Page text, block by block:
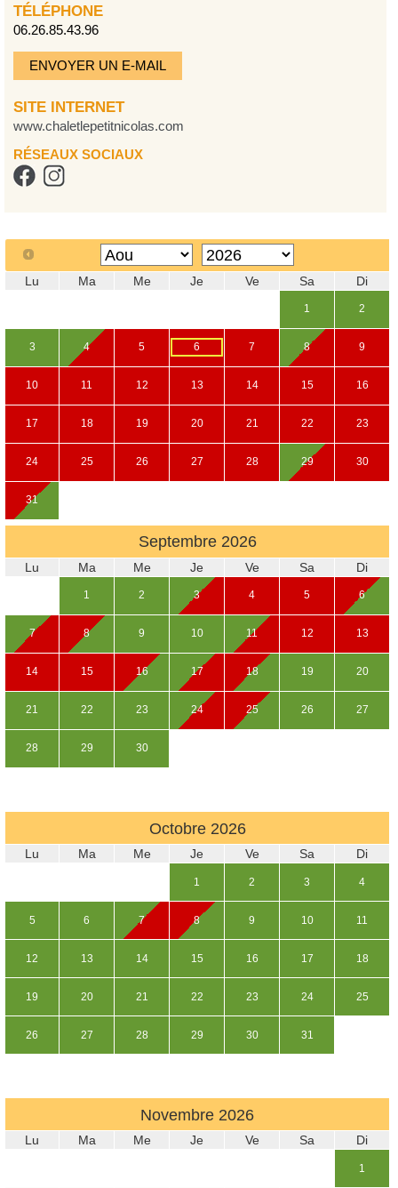
TÉLÉPHONE
06.26.85.43.96
ENVOYER UN E-MAIL
SITE INTERNET
www.chaletlepetitnicolas.com
RÉSEAUX SOCIAUX
Lu Ma Me Je Ve Sa Di
1 2
3 4 5 6 7 8 9
10 11 12 13 14 15 16
17 18 19 20 21 22 23
24 25 26 27 28 29 30
31
Septembre 2026
Lu Ma Me Je Ve Sa Di
1 2 3 4 5 6
7 8 9 10 11 12 13
14 15 16 17 18 19 20
21 22 23 24 25 26 27
28 29 30
Octobre 2026
Lu Ma Me Je Ve Sa Di
1 2 3 4
5 6 7 8 9 10 11
12 13 14 15 16 17 18
19 20 21 22 23 24 25
26 27 28 29 30 31
Novembre 2026
Lu Ma Me Je Ve Sa Di
1